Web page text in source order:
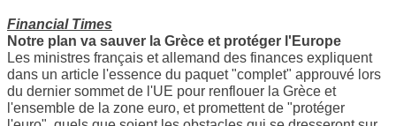
Financial Times
Notre plan va sauver la Grèce et protéger l'Europe
Les ministres français et allemand des finances expliquent
dans un article l'essence du paquet "complet" approuvé lors
du dernier sommet de l'UE pour renflouer la Grèce et
l'ensemble de la zone euro, et promettent de "protéger